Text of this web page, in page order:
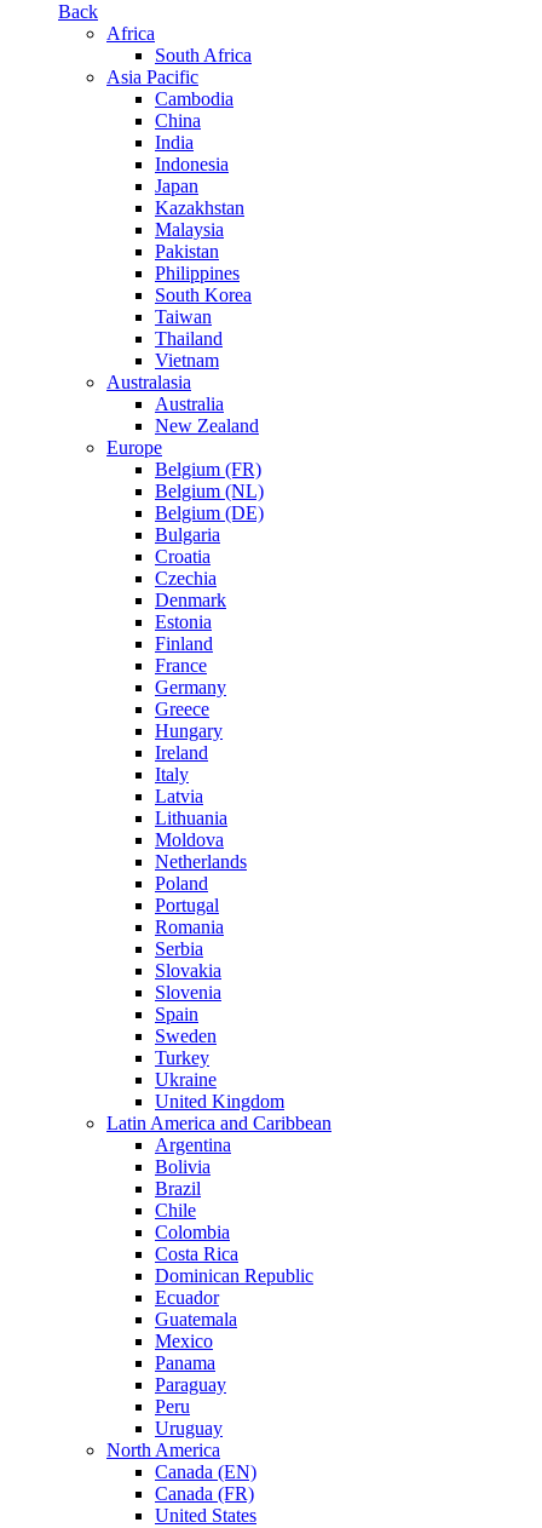
Back
Africa
South Africa
Asia Pacific
Cambodia
China
India
Indonesia
Japan
Kazakhstan
Malaysia
Pakistan
Philippines
South Korea
Taiwan
Thailand
Vietnam
Australasia
Australia
New Zealand
Europe
Belgium (FR)
Belgium (NL)
Belgium (DE)
Bulgaria
Croatia
Czechia
Denmark
Estonia
Finland
France
Germany
Greece
Hungary
Ireland
Italy
Latvia
Lithuania
Moldova
Netherlands
Poland
Portugal
Romania
Serbia
Slovakia
Slovenia
Spain
Sweden
Turkey
Ukraine
United Kingdom
Latin America and Caribbean
Argentina
Bolivia
Brazil
Chile
Colombia
Costa Rica
Dominican Republic
Ecuador
Guatemala
Mexico
Panama
Paraguay
Peru
Uruguay
North America
Canada (EN)
Canada (FR)
United States